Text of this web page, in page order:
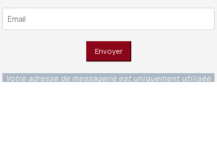
Votre adresse de messagerie est uniquement utilisée